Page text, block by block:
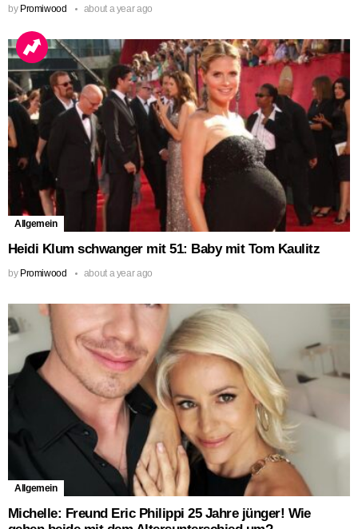
by Promiwood about a year ago
Allgemein
Heidi Klum schwanger mit 51: Baby mit Tom Kaulitz
by Promiwood about a year ago
Allgemein
Michelle: Freund Eric Philippi 25 Jahre jünger! Wie